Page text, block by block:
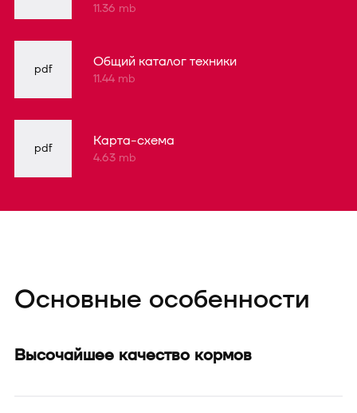
11.36 mb
pdf Общий каталог техники
11.44 mb
pdf Карта-схема
4.63 mb
Основные особенности
Высочайшее качество кормов